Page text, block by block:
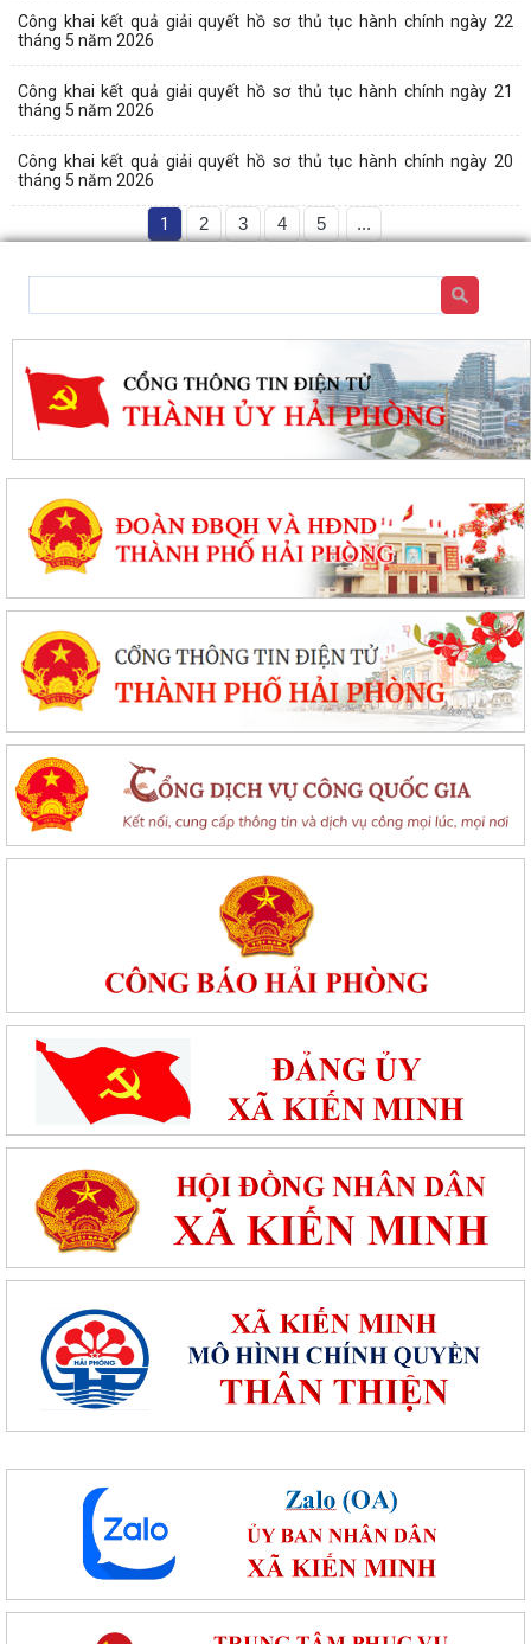
Công khai kết quả giải quyết hồ sơ thủ tục hành chính ngày 22
tháng 5 năm 2026
Công khai kết quả giải quyết hồ sơ thủ tục hành chính ngày 21
tháng 5 năm 2026
Công khai kết quả giải quyết hồ sơ thủ tục hành chính ngày 20
tháng 5 năm 2026
1 2 3 4 5 ...